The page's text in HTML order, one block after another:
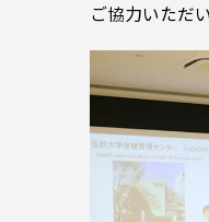
ご協力いただ